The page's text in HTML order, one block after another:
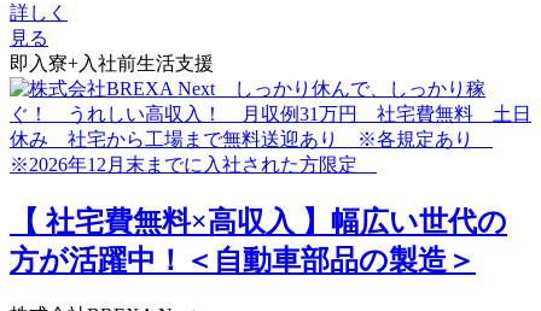
詳しく
見る
即入寮+入社前生活支援
【 社宅費無料×高収入 】幅広い世代の
方が活躍中！＜自動車部品の製造＞